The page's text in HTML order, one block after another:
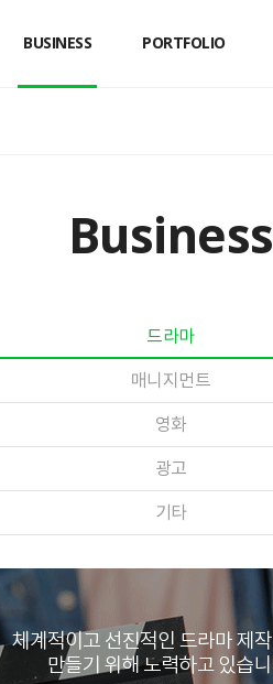
BUSINESS PORTFOLIO
Business
드라마
매니지먼트
영화
광고
기타